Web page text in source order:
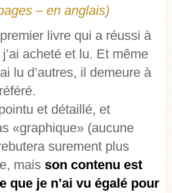
– en anglais)
livre qui a réussi à
acheté et lu. Et même
lu d’autres, il demeure à
et détaillé, et
«graphique» (aucune
surement plus
mais son contenu est
que je n’ai vu égalé pour